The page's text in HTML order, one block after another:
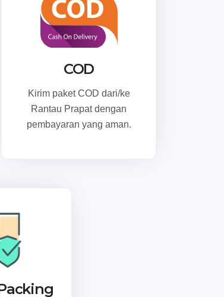
COD
Kirim paket COD dari/ke
Rantau Prapat dengan
pembayaran yang aman.